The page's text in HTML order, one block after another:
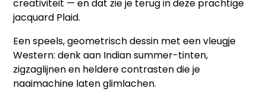
creativiteit — en dat zie je terug in deze prachtige
jacquard Plaid.
Een speels, geometrisch dessin met een vleugje
Western: denk aan Indian summer-tinten,
zigzaglijnen en heldere contrasten die je
naaimachine laten glimlachen.